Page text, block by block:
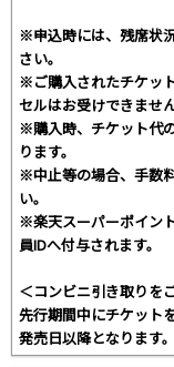
※申込時には、残席状
さい。
※ご購入されたチケッ
セルはお受けできません
※購入時、チケット代
ります。
※中止等の場合、手数
い。
※楽天スーパーポイン
員IDへ付与されます。
＜コンビニ引き取りを
先行期間中にチケット
発売日以降となります